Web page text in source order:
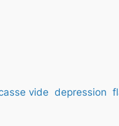
vide depression